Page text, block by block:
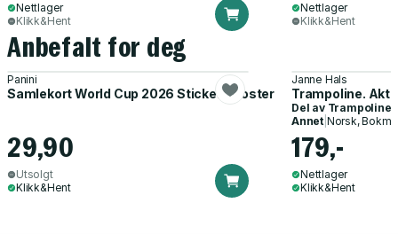
Nettlager
Klikk&Hent
Nettlager
Klikk&Hent
Anbefalt for deg
Panini
Samlekort World Cup 2026 Sticker Booster
29,90
Utsolgt
Klikk&Hent
Janne Hals
Trampoline.
Del av Trampoline
Annet| Norsk,
179,-
Nettlager
Klikk&Hent